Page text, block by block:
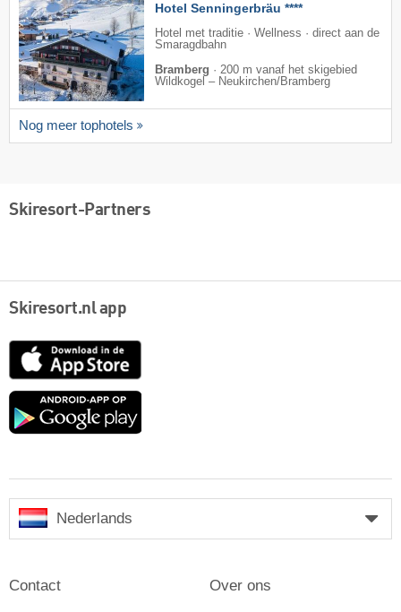
Hotel Senningerbräu ****
Hotel met traditie · Wellness · direct aan de
Smaragdbahn
Bramberg · 200 m vanaf het skigebied
Wildkogel – Neukirchen/​Bramberg
Nog meer tophotels
Skiresort-Partners
Skiresort.nl app
App
Google
Nederlands
Contact Over ons